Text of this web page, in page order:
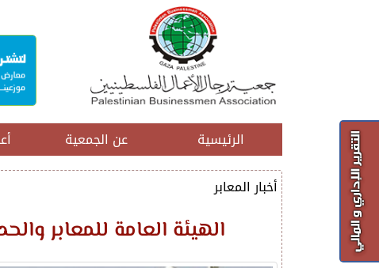
عن الجمعية
الرئيسية
أخبار المعابر
الهيئة العامة للمعابر